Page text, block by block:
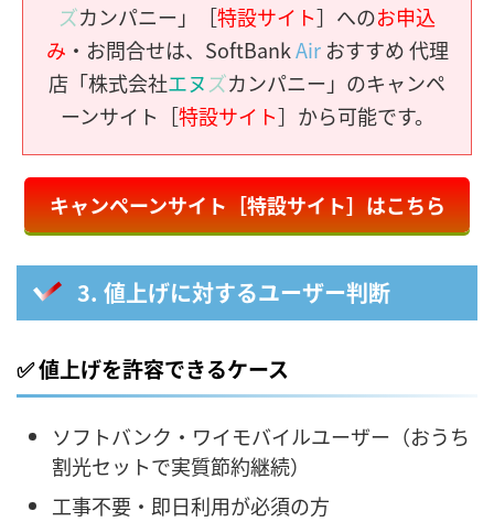
ズカンパニー」［特設サイト］へのお申込
み ・お問合せは、SoftBankAirおすすめ 代理
店「株式会社エヌ ズカンパニー」のキャンペ
ーンサイト［特設サイト］から可能です。
キャンペーンサイト［特設サイト］はこちら
3. 値上げに対するユーザー判断
✅ 値上げを許容できるケース
ソフトバンク・ワイモバイルユーザー（おうち
割光セットで実質節約継続）
工事不要・即日利用が必須の方